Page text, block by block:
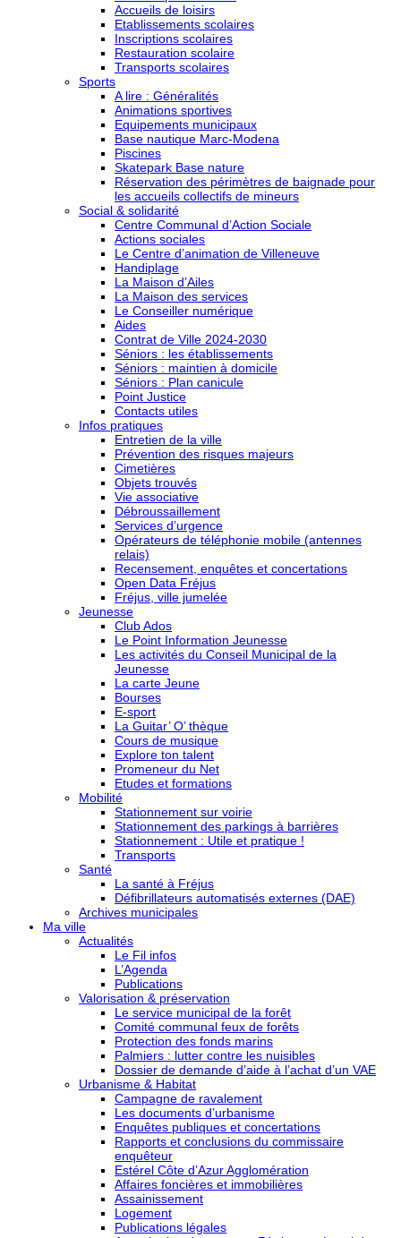
Accueils de loisirs
Etablissements scolaires
Inscriptions scolaires
Restauration scolaire
Transports scolaires
Sports
A lire : Généralités
Animations sportives
Equipements municipaux
Base nautique Marc-Modena
Piscines
Skatepark Base nature
Réservation des périmètres de baignade pour
les accueils collectifs de mineurs
Social & solidarité
Centre Communal d’Action Sociale
Actions sociales
Le Centre d’animation de Villeneuve
Handiplage
La Maison d’Ailes
La Maison des services
Le Conseiller numérique
Aides
Contrat de Ville 2024-2030
Séniors : les établissements
Séniors : maintien à domicile
Séniors : Plan canicule
Point Justice
Contacts utiles
Infos pratiques
Entretien de la ville
Prévention des risques majeurs
Cimetières
Objets trouvés
Vie associative
Débroussaillement
Services d’urgence
Opérateurs de téléphonie mobile (antennes
relais)
Recensement, enquêtes et concertations
Open Data Fréjus
Fréjus, ville jumelée
Jeunesse
Club Ados
Le Point Information Jeunesse
Les activités du Conseil Municipal de la
Jeunesse
La carte Jeune
Bourses
E-sport
La Guitar’ O’ thèque
Cours de musique
Explore ton talent
Promeneur du Net
Etudes et formations
Mobilité
Stationnement sur voirie
Stationnement des parkings à barrières
Stationnement : Utile et pratique !
Transports
Santé
La santé à Fréjus
Défibrillateurs automatisés externes (DAE)
Archives municipales
Ma ville
Actualités
Le Fil infos
L’Agenda
Publications
Valorisation & préservation
Le service municipal de la forêt
Comité communal feux de forêts
Protection des fonds marins
Palmiers : lutter contre les nuisibles
Dossier de demande d’aide à l’achat d’un VAE
Urbanisme & Habitat
Campagne de ravalement
Les documents d’urbanisme
Enquêtes publiques et concertations
Rapports et conclusions du commissaire
enquêteur
Estérel Côte d’Azur Agglomération
Affaires foncières et immobilières
Assainissement
Logement
Publications légales